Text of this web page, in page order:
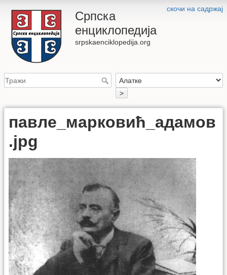
скочи на садржај
Српска
енциклопедија
srpskaenciklopedija.org
>
павле_марковић_адамов
.jpg